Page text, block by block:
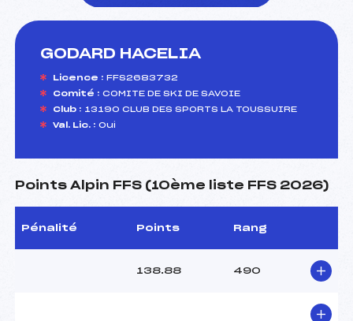
GODARD HACELIA
Licence : FFS2683732
Comité : COMITE DE SKI DE SAVOIE
Club : 13190 CLUB DES SPORTS LA TOUSSUIRE
Val. Lic. : Oui
Points Alpin FFS (10ème liste FFS 2026)
Pénalité Points Rang
138.88 490